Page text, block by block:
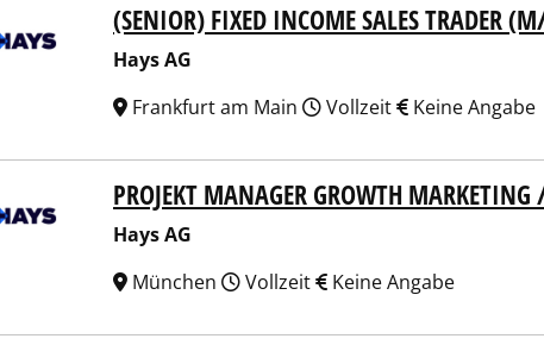
(SENIOR) FIXED INCOME SALES TRADER
Hays AG
Frankfurt am Main
Vollzeit Keine Angabe
PROJEKT MANAGER GROWTH
Hays AG
München
Vollzeit Keine Angabe